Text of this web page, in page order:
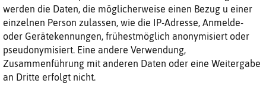
werden die Daten, die möglicherweise einen Bezug u einer
einzelnen Person zulassen, wie die IP-Adresse, Anmelde-
oder Gerätekennungen, frühestmöglich anonymisiert oder
pseudonymisiert. Eine andere Verwendung,
Zusammenführung mit anderen Daten oder eine Weitergabe
an Dritte erfolgt nicht.